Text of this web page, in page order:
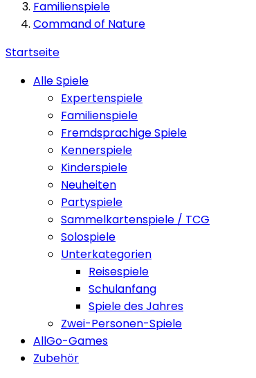
Familienspiele
Command of Nature
Startseite
Alle Spiele
Expertenspiele
Familienspiele
Fremdsprachige Spiele
Kennerspiele
Kinderspiele
Neuheiten
Partyspiele
Sammelkartenspiele / TCG
Solospiele
Unterkategorien
Reisespiele
Schulanfang
Spiele des Jahres
Zwei-Personen-Spiele
AllGo-Games
Zubehör